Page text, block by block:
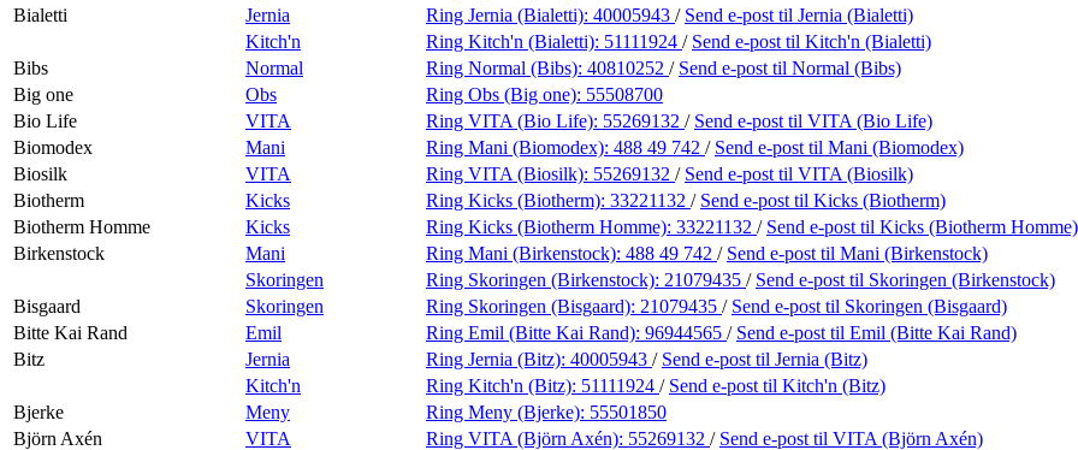
Bialetti
Jernia Ring Jernia (Bialetti): 40005943 / Send e-post til Jernia (Bialetti)
Kitch'n
Ring Kitch'n (Bialetti): 51111924 / Send e-post til Kitch'n (Bialetti)
Bibs
Normal Ring Normal (Bibs): 40810252 / Send e-post til Normal (Bibs)
Big one
Obs Ring Obs (Big one): 55508700
Bio Life
VITA Ring VITA (Bio Life): 55269132 / Send e-post til VITA (Bio Life)
Biomodex
Mani Ring Mani (Biomodex): 488 49 742 / Send e-post til Mani (Biomodex)
Biosilk
VITA Ring VITA (Biosilk): 55269132 / Send e-post til VITA (Biosilk)
Biotherm
Kicks Ring Kicks (Biotherm): 33221132 / Send e-post til Kicks (Biotherm)
Biotherm Homme
Kicks Ring Kicks (Biotherm Homme): 33221132 / Send e-post til Kicks (Biotherm Homme)
Birkenstock
Mani Ring Mani (Birkenstock): 488 49 742 / Send e-post til Mani (Birkenstock)
Skoringen
Ring Skoringen (Birkenstock): 21079435 / Send e-post til Skoringen (Birkenstock)
Bisgaard
Skoringen Ring Skoringen (Bisgaard): 21079435 / Send e-post til Skoringen (Bisgaard)
Bitte Kai Rand
Emil Ring Emil (Bitte Kai Rand): 96944565 / Send e-post til Emil (Bitte Kai Rand)
Bitz
Jernia Ring Jernia (Bitz): 40005943 / Send e-post til Jernia (Bitz)
Kitch'n
Ring Kitch'n (Bitz): 51111924 / Send e-post til Kitch'n (Bitz)
Bjerke
Meny Ring Meny (Bjerke): 55501850
Björn Axén
VITA Ring VITA (Björn Axén): 55269132 / Send e-post til VITA (Björn Axén)